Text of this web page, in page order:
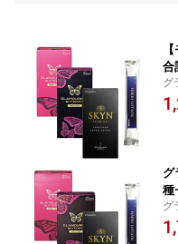
合
の
イ
グ
ッ
グ
種
ト
個
グ
ッ